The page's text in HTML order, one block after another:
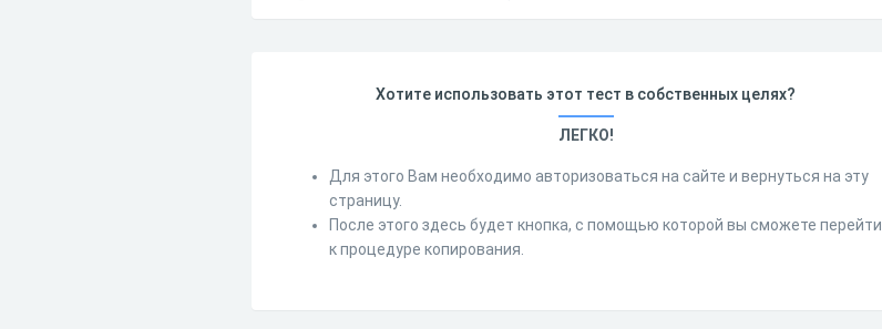
Хотите использовать этот тест в собственных целях?
ЛЕГКО!
Для этого Вам необходимо авторизоваться на сайте и вернуться на эту
страницу.
После этого здесь будет кнопка, с помощью которой вы сможете перейти
к процедуре копирования.